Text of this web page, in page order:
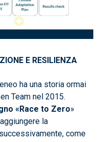
E RESILIENZA
ha una storia ormai
Team nel 2015.
«Race to Zero»
la
come